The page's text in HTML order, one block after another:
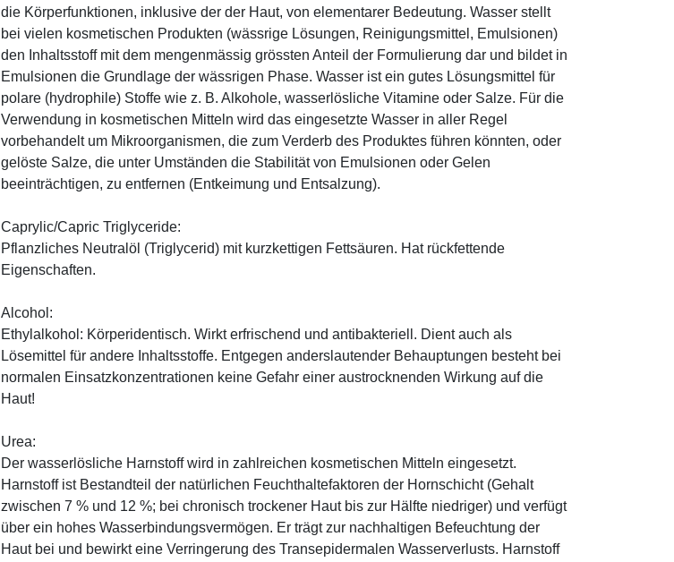
die Körperfunktionen, inklusive der der Haut, von elementarer Bedeutung. Wasser stellt
bei vielen kosmetischen Produkten (wässrige Lösungen, Reinigungsmittel, Emulsionen)
den Inhaltsstoff mit dem mengenmässig grössten Anteil der Formulierung dar und bildet in
Emulsionen die Grundlage der wässrigen Phase. Wasser ist ein gutes Lösungsmittel für
polare (hydrophile) Stoffe wie z. B. Alkohole, wasserlösliche Vitamine oder Salze. Für die
Verwendung in kosmetischen Mitteln wird das eingesetzte Wasser in aller Regel
vorbehandelt um Mikroorganismen, die zum Verderb des Produktes führen könnten, oder
gelöste Salze, die unter Umständen die Stabilität von Emulsionen oder Gelen
beeinträchtigen, zu entfernen (Entkeimung und Entsalzung).
Caprylic/Capric Triglyceride:
Pflanzliches Neutralöl (Triglycerid) mit kurzkettigen Fettsäuren. Hat rückfettende
Eigenschaften.
Alcohol:
Ethylalkohol: Körperidentisch. Wirkt erfrischend und antibakteriell. Dient auch als
Lösemittel für andere Inhaltsstoffe. Entgegen anderslautender Behauptungen besteht bei
normalen Einsatzkonzentrationen keine Gefahr einer austrocknenden Wirkung auf die
Haut!
Urea:
Der wasserlösliche Harnstoff wird in zahlreichen kosmetischen Mitteln eingesetzt.
Harnstoff ist Bestandteil der natürlichen Feuchthaltefaktoren der Hornschicht (Gehalt
zwischen 7 % und 12 %; bei chronisch trockener Haut bis zur Hälfte niedriger) und verfügt
über ein hohes Wasserbindungsvermögen. Er trägt zur nachhaltigen Befeuchtung der
Haut bei und bewirkt eine Verringerung des Transepidermalen Wasserverlusts. Harnstoff